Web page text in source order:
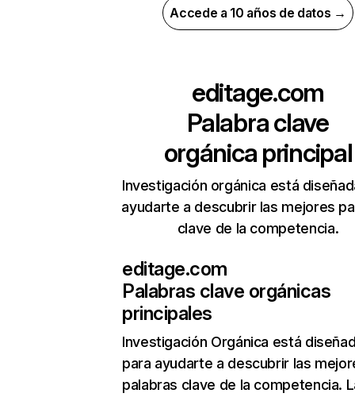
Accede a 10 años de datos →
editage.com
Palabra clave
orgánica principal
Investigación orgánica está
ayudarte a descubrir las mejores
clave de la competencia.
editage.com
Palabras clave orgánicas
principales
Investigación Orgánica está
para ayudarte a descubrir las
palabras clave de la competencia.